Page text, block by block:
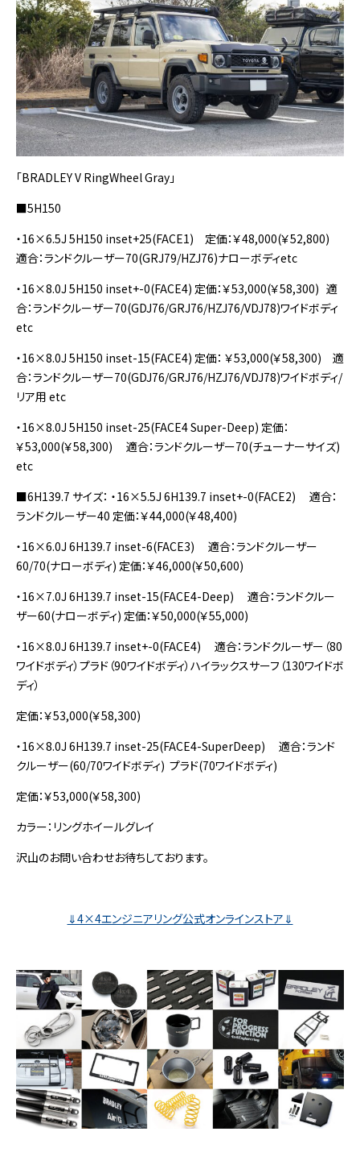
「BRADLEY V RingWheel Gray」
■5H150
・16×6.5J 5H150 inset+25(FACE1) 定価：￥48,000(￥52,800)
適合：ランドクルーザー70(GRJ79/HZJ76)ナローボディetc
・16×8.0J 5H150 inset+-0(FACE4) 定価：￥53,000(￥58,300) 適
合：ランドクルーザー70(GDJ76/GRJ76/HZJ76/VDJ78)ワイドボディ
etc
・16×8.0J 5H150 inset-15(FACE4) 定価： ￥53,000(￥58,300) 適
合：ランドクルーザー70(GDJ76/GRJ76/HZJ76/VDJ78)ワイドボディ/
リア用 etc
・16×8.0J 5H150 inset-25(FACE4 Super-Deep) 定価：
￥53,000(￥58,300) 適合：ランドクルーザー70(チューナーサイズ)
etc
■6H139.7 サイズ： ・16×5.5J 6H139.7 inset+-0(FACE2) 適合：
ランドクルーザー40 定価：￥44,000(￥48,400)
・16×6.0J 6H139.7 inset-6(FACE3) 適合：ランドクルーザー
60/70(ナローボディ) 定価：￥46,000(￥50,600)
・16×7.0J 6H139.7 inset-15(FACE4-Deep) 適合：ランドクルー
ザー60(ナローボディ) 定価：￥50,000(￥55,000)
・16×8.0J 6H139.7 inset+-0(FACE4) 適合：ランドクルーザー（80
ワイドボディ）プラド（90ワイドボディ）ハイラックスサーフ（130ワイドボ
ディ）
定価：￥53,000(￥58,300)
・16×8.0J 6H139.7 inset-25(FACE4-SuperDeep) 適合：ランド
クルーザー(60/70ワイドボディ) プラド(70ワイドボディ)
定価：￥53,000(￥58,300)
カラー：リングホイールグレイ
沢山のお問い合わせお待ちしております。
⇓4×4エンジニアリング公式オンラインストア⇓